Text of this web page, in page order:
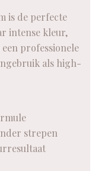
is de perfecte
intense kleur,
professionele
als high-
strepen